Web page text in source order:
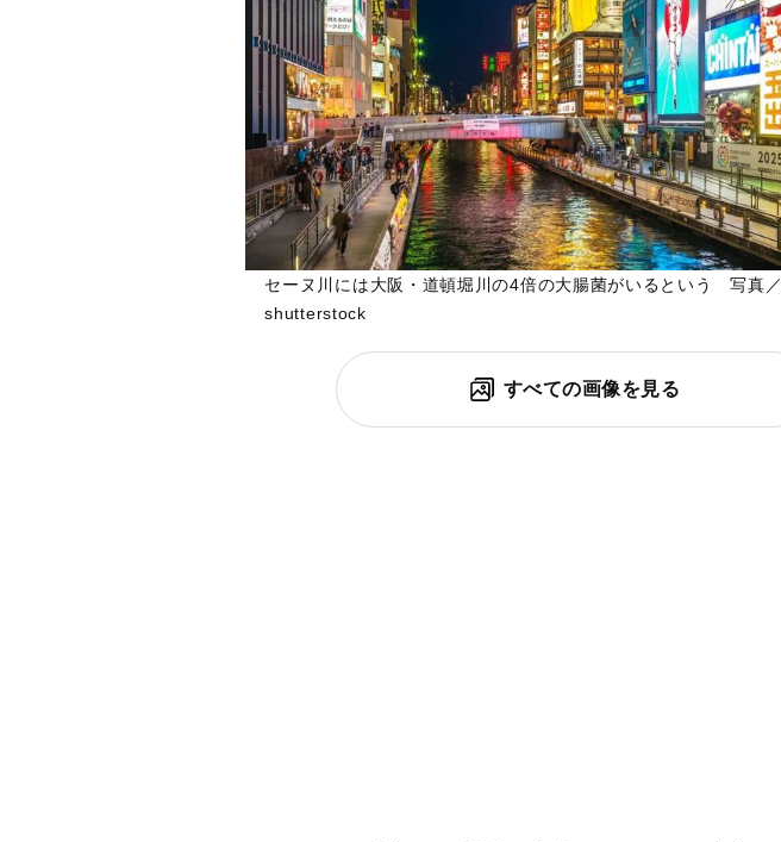
セーヌ川には大阪・道頓堀川の4倍の大腸菌がいるという 写真／
shutterstock
すべての画像を見る